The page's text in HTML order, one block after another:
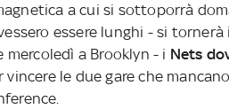
a cui si sottoporrà
essere lunghi - si
a Brooklyn - i Nets
vincere le due gare che